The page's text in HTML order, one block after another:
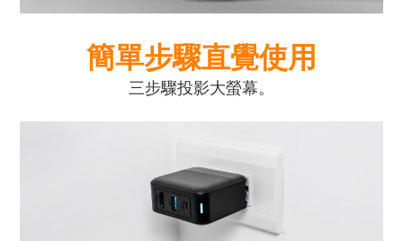
簡單步驟直覺使用
三步驟投影大螢幕。